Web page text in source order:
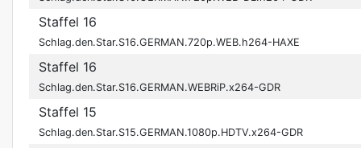
Staffel 16
Schlag.den.Star.S16.GERMAN.720p.WEB.h264-HAXE
Staffel 16
Schlag.den.Star.S16.GERMAN.WEBRiP.x264-GDR
Staffel 15
Schlag.den.Star.S15.GERMAN.1080p.HDTV.x264-GDR